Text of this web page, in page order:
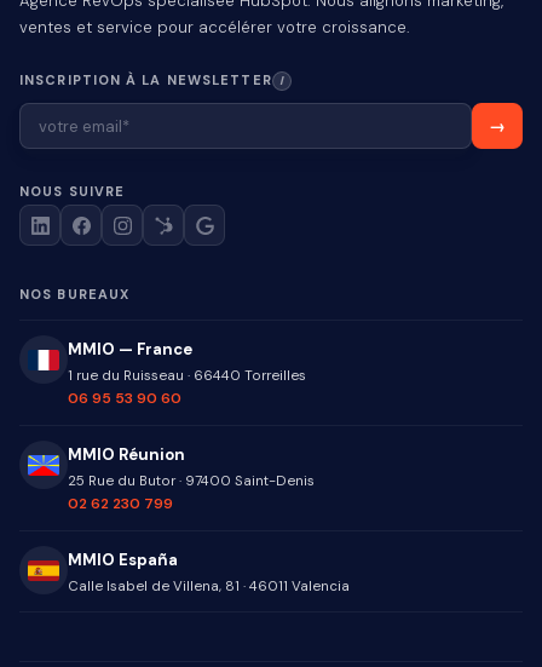
ventes et service pour accélérer votre croissance.
INSCRIPTION À LA NEWSLETTER I
NOUS SUIVRE
NOS BUREAUX
MMIO — France
1 rue du Ruisseau · 66440 Torreilles
06 95 53 90 60
MMIO Réunion
25 Rue du Butor· 97400 Saint-Denis
02 62 230 799
MMIO España
Calle Isabel de Villena, 81 · 46011 Valencia